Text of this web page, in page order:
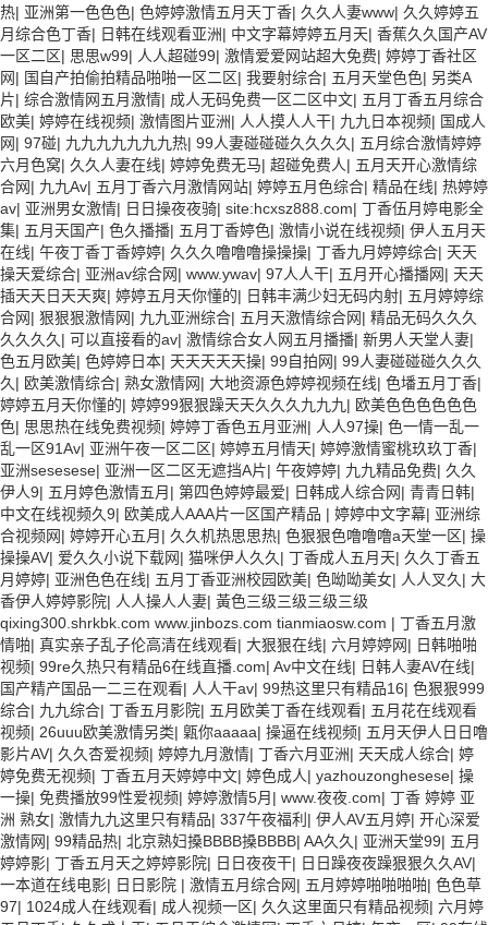
热| 亚洲第一色色色| 色婷婷激情五月天丁香| 久久人妻www| 久久婷婷五
月综合色丁香| 日韩在线观看亚洲| 中文字幕婷婷五月天| 香蕉久久国产AV
一区二区| 思思w99| 人人超碰99| 激情爱爱网站超大免费| 婷婷丁香社区
网| 国自产拍偷拍精品啪啪一区二区| 我要射综合| 五月天堂色色| 另类A
片| 综合激情网五月激情| 成人无码免费一区二区中文| 五月丁香五月综合
欧美| 婷婷在线视频| 激情图片亚洲| 人人摸人人干| 九九日本视频| 国成人
网| 97碰| 九九九九九九九热| 99人妻碰碰碰久久久久 | 五月综合激情婷婷
六月色窝| 久久人妻在线| 婷婷免费无马| 超碰免费人| 五月天开心激情综
合网| 九九Av| 五月丁香六月激情网站| 婷婷五月色综合| 精品在线| 热婷婷
av| 亚洲男女激情| 日日操夜夜骑| site:hcxsz888.com| 丁香伍月婷电影全
集| 五月天国产| 色久播播| 五月丁香婷色| 激情小说在线视频| 伊人五月天
在线| 午夜丁香丁香婷婷| 久久久噜噜噜操操操| 丁香九月婷婷综合| 天天
操天爱综合| 亚洲av综合网| www.ywav| 97人人干| 五月开心播播网| 天天
插天天日天天爽| 婷婷五月天你懂的| 日韩丰满少妇无码内射| 五月婷婷综
合网| 狠狠狠激情网| 九九亚洲综合| 五月天激情综合网| 精品无码久久久
久久久久 | 可以直接看的av| 激情综合女人网五月播播| 新男人天堂人妻|
色五月欧美| 色婷婷日本| 天天天天天操| 99自拍网| 99人妻碰碰碰久久久
久 | 欧美激情综合| 熟女激情网| 大地资源色婷婷视频在线| 色墦五月丁香|
婷婷五月天你懂的| 婷婷99狠狠躁天天久久久九九九 | 欧美色色色色色色
色| 思思热在线免费视频| 婷婷丁香色五月亚洲| 人人97操| 色一情一乱一
乱一区91Av| 亚洲午夜一区二区| 婷婷五月情天| 婷婷激情蜜桃玖玖丁香|
亚洲sesesese| 亚洲一区二区无遮挡A片| 午夜婷婷| 九九精品免费| 久久
伊人9| 五月婷色激情五月 | 第四色婷婷最爱| 日韩成人综合网| 青青日韩|
中文在线视频久9| 欧美成人AAA片一区国产精品 | 婷婷中文字幕| 亚洲综
合视频网| 婷婷开心五月 | 久久机热思思热| 色狠狠色噜噜噜a天堂一区| 操
操操AV| 爱久久小说下载网| 猫咪伊人久久 | 丁香成人五月天| 久久丁香五
月婷婷| 亚洲色色在线| 五月丁香亚洲校园欧美| 色呦呦美女| 人人叉久 | 大
香伊人婷婷影院| 人人操人人妻| 黃色三级三级三级三级
qixing300.shrkbk.com www.jinbozs.com tianmiaosw.com | 丁香五月激
情啪| 真实亲子乱子伦高清在线观看| 大狠狠在线| 六月婷婷网| 日韩啪啪
视频| 99re久热只有精品6在线直播.com| Av中文在线| 日韩人妻AV在线|
国产精产国品一二三在观看| 人人干av| 99热这里只有精品16| 色狠狠999
综合| 九九综合| 丁香五月影院| 五月欧美丁香在线观看| 五月花在线观看
视频| 26uuu欧美激情另类| 甈你aaaaa| 操逼在线视频| 五月天伊人日日噜
影片AV| 久久杏爱视频| 婷婷九月激情| 丁香六月亚洲| 天天成人综合| 婷
婷免费无视频| 丁香五月天婷婷中文| 婷色成人| yazhouzonghesese| 操
一操| 免费播放99性爱视频| 婷婷激情5月 | www.夜夜.com| 丁香 婷婷 亚
洲 熟女| 激情九九这里只有精品| 337午夜福利 | 伊人AV五月婷| 开心深爱
激情网| 99精品热| 北京熟妇搡BBBB搡BBBB| AA久久 | 亚洲天堂99| 五月
婷婷影| 丁香五月天之婷婷影院| 日日夜夜干| 日日躁夜夜躁狠狠久久AV|
一本道在线电影| 日日影院 | 激情五月综合网| 五月婷婷啪啪啪啪| 色色草
97| 1024成人在线观看| 成人视频一区| 久久这里面只有精品视频| 六月婷